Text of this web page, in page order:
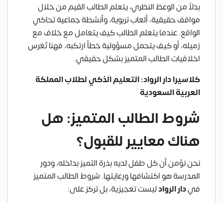
بدلاً من الوعظ النظري، يتعلم الطالب القيم من خلال
مواقف حقيقية، ألعاب تربوية، وأنشطة جماعية تحاكي
الواقع. عندما يتعلم الطالب كيف يتعامل مع خلاف مع
زميله، أو كيف يتحمل مسؤولية خطأ ارتكبه، فهنا تُغرس
اخلاقيات الطالب المتميز بشكل حقيقي.
كلاسيرا دار الرواد: التعليم الذكي لطلاب المملكة
العربية السعودية
شروط الطالب المتميز: هل
هناك معايير للقبول؟
نحن نؤمن أن كل طفل لديه بذرة التميز بداخله، ودور
المدرسة هو اكتشافها ورعايتها. شروط الطالب المتميز
فيدار الروادليست تعجيزية، بل تركز على: